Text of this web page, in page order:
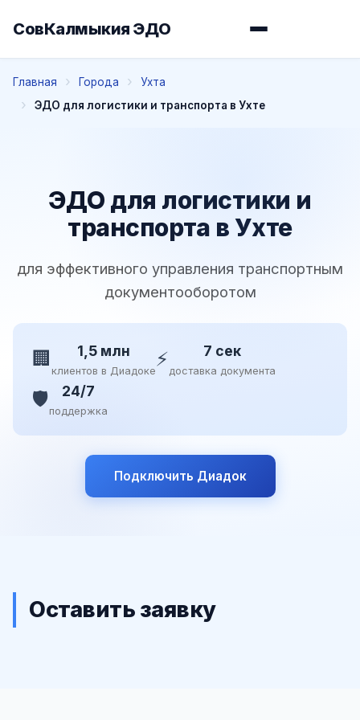
СовКалмыкия ЭДО
Главная Города
Ухта
ЭДО для логистики и транспорта в Ухте
ЭДО для логистики и
транспорта в Ухте
для эффективного управления транспортным
документооборотом
🏢 1,5 млн
клиентов в Диадоке⚡ 7 сек
доставка документа
🛡️ 24/7
поддержка
Подключить Диадок
Оставить заявку